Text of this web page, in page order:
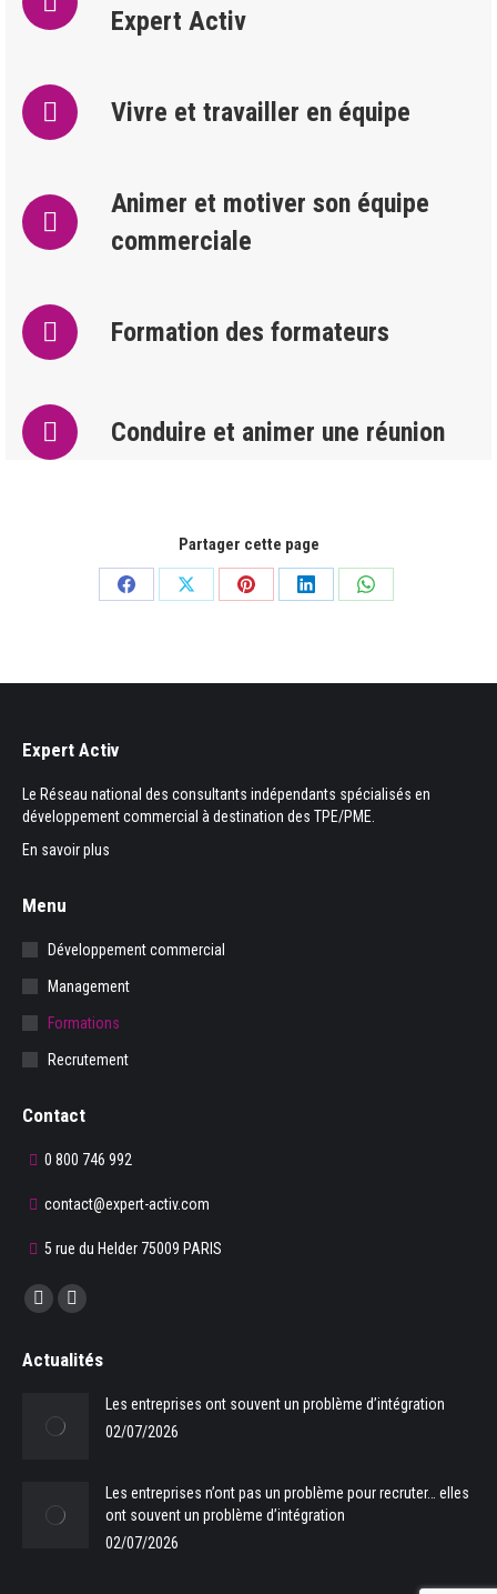
Expert Activ
Vivre et travailler en équipe
Animer et motiver son équipe
commerciale
Formation des formateurs
Conduire et animer une réunion
Partager cette page
PartagerPartagerPartagerPartagerPartager
Expert Activ
Le Réseau national des consultants indépendants spécialisés en
développement commercial à destination des TPE/PME.
En savoir plus
Menu
Développement commercial
Management
Formations
Recrutement
Contact
0 800 746 992
contact@expert-activ.com
5 rue du Helder 75009 PARIS
Trouvez nous sur :
La
Facebook
dans
fenêtre
La
LinkedIn
s'ouvre
nouvelle
fenêtre
Actualités
Les entreprises ont souvent un problème d’intégration
02/07/2026
Les entreprises n’ont pas un problème pour recruter… elles
ont souvent un problème d’intégration
02/07/2026